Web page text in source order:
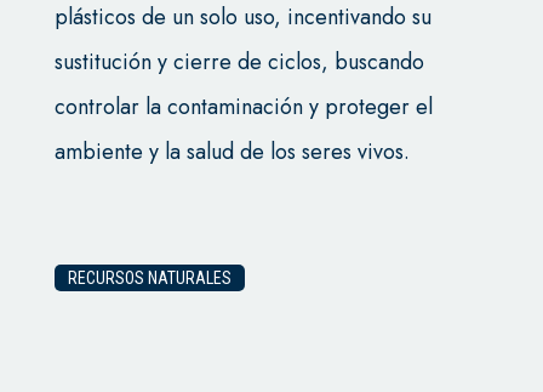
plásticos de un solo uso, incentivando su
sustitución y cierre de ciclos, buscando
controlar la contaminación y proteger el
ambiente y la salud de los seres vivos.
RECURSOS NATURALES